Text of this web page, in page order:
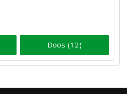
Doos (12)